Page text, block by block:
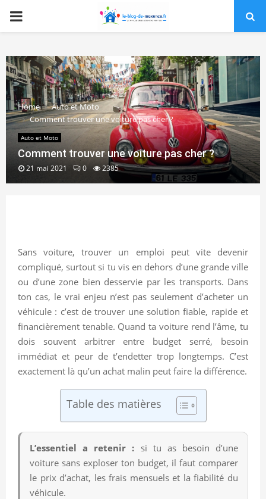
PRIMARY
Home
Auto et Moto
Comment trouver une voiture pas cher ?
Auto et Moto
Comment trouver une voiture pas cher ?
21 mai 2021 0 2385
Sans voiture, trouver un emploi peut vite devenir
compliqué, surtout si tu vis en dehors d’une grande ville
ou d’une zone bien desservie par les transports. Dans
ton cas, le vrai enjeu n’est pas seulement d’acheter un
véhicule : c’est de trouver une solution fiable, rapide et
financièrement tenable. Quand ta voiture rend l’âme, tu
dois souvent arbitrer entre budget serré, besoin
immédiat et peur de t’endetter trop longtemps. C’est
exactement là qu’un achat malin peut faire la différence.
Table des matières
L’essentiel a retenir : si tu as besoin d’une
voiture sans exploser ton budget, il faut comparer
le prix d’achat, les frais mensuels et la fiabilité du
véhicule.